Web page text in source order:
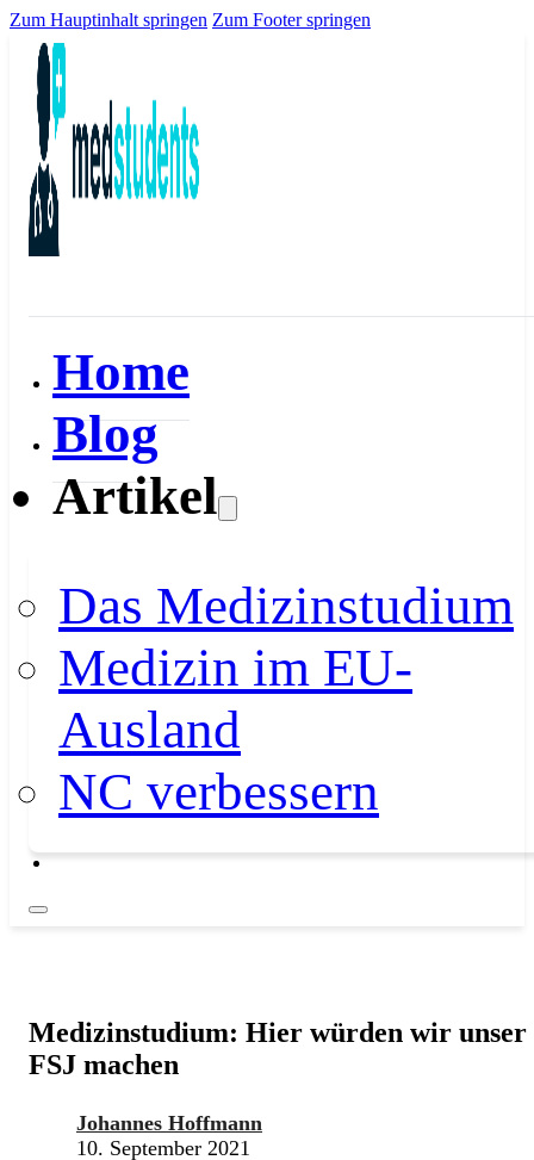
Zum Hauptinhalt springen Zum Footer springen
Home
Blog
Artikel
Das Medizinstudium
Medizin im EU-
Ausland
NC verbessern
Medizinstudium: Hier würden wir unser
FSJ machen
Johannes Hoffmann
10. September 2021